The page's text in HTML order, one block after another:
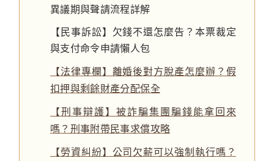
異議期與聲請流程詳解
【民事訴訟】欠錢不還怎麼告？本票裁定
與支付命令申請懶人包
【法律專欄】離婚後對方脫產怎麼辦？假
扣押與剩餘財產分配保全
【刑事辯護】被詐騙集團騙錢能拿回來
嗎？刑事附帶民事求償攻略
【勞資糾紛】公司欠薪可以強制執行嗎？